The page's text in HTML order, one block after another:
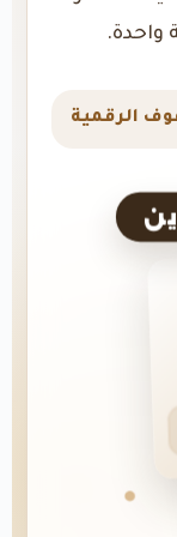
الرقمية